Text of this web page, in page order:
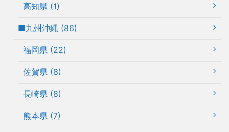
高知県 (1)
■九州沖縄 (86)
福岡県 (22)
佐賀県 (8)
長崎県 (8)
熊本県 (7)